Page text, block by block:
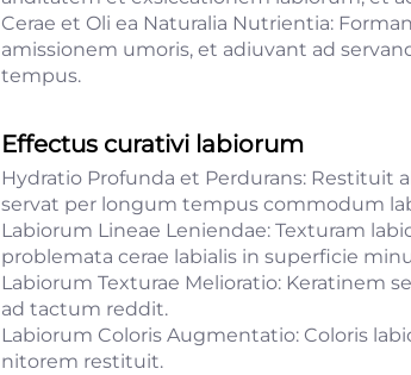
Cerae et Oli ea Naturalia Nutrientia:
amissionem umoris, et adiuvant ad
tempus.
Effectus curativi labiorum
Hydratio Profunda et Perdurans:
servat per longum tempus commodum
Labiorum Lineae Leniendae: Texturam
problemata cerae labialis in superficie
Labiorum Texturae Melioratio: Keratinem
ad tactum reddit.
Labiorum Coloris Augmentatio: Coloris
nitorem restituit.